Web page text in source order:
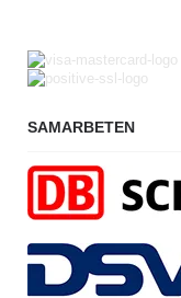
SAMARBETEN